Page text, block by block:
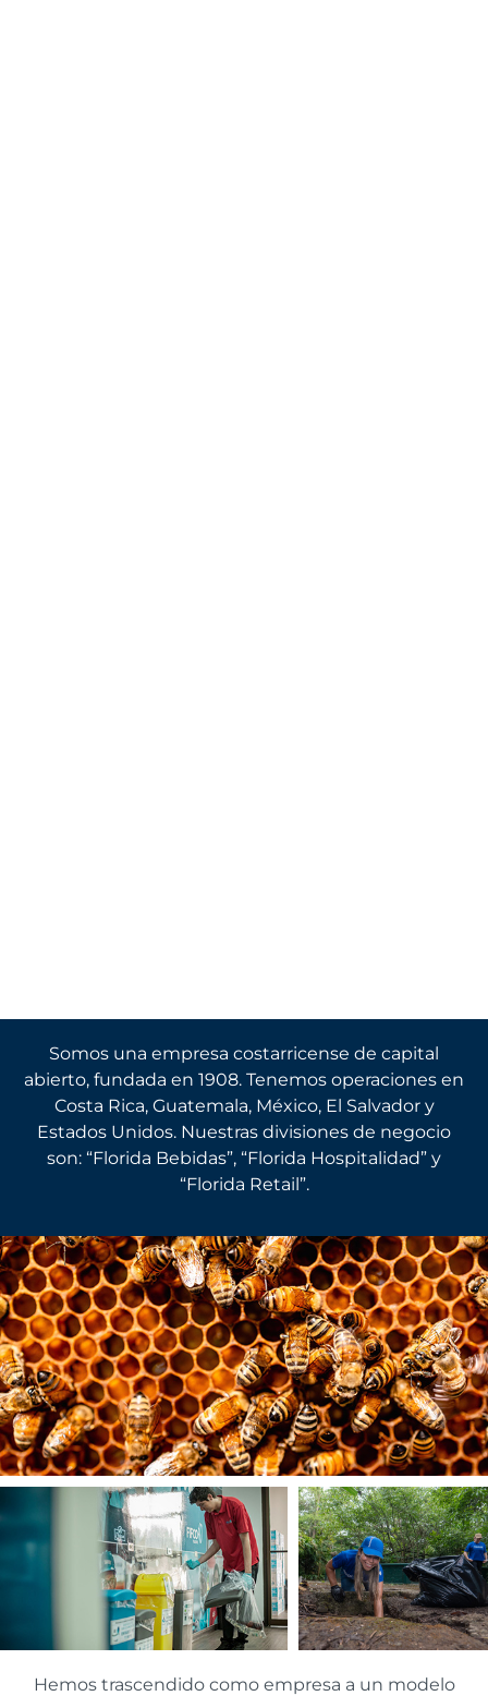
Somos una empresa costarricense de capital
abierto, fundada en 1908. Tenemos operaciones en
Costa Rica, Guatemala, México, El Salvador y
Estados Unidos. Nuestras divisiones de negocio
son: “Florida Bebidas”, “Florida Hospitalidad” y
“Florida Retail”.
Hemos trascendido como empresa a un modelo